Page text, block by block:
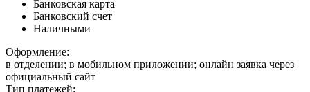
Банковская карта
Банковский счет
Наличными
Оформление:
в отделении; в мобильном приложении; онлайн заявка через
официальный сайт
Тип платежей: